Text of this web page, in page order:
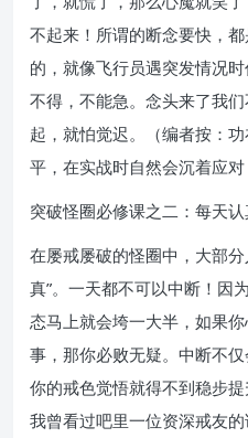
不起来！所谓的断念要快，
的，就像飞行员遇突发情况
不得，不能急。念头来了我
起，就怕觉迟。（编者按：
平，在实战时自然会沉着应对
突破怪圈必修课之二：每天
在屡戒屡破的怪圈中，大部分
真”。一天都不可以中断！因
态马上就会垮一大半，如果
事，那你必败无疑。中断不
你的戒色觉悟就得不到稳步提
我曾看过吧里一位资深戒友